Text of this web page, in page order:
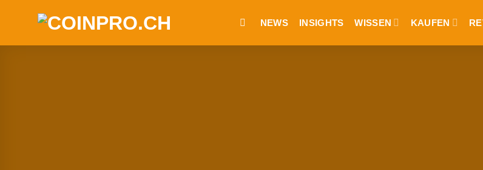
NEWS INSIGHTS WISSEN KAUFEN